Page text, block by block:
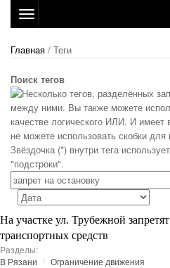
Toggle
navigation
Главная / Теги
Поиск тегов
На участке ул. Трубежной
транспортных средств
Разделы:
В Рязани
Ограничение движения